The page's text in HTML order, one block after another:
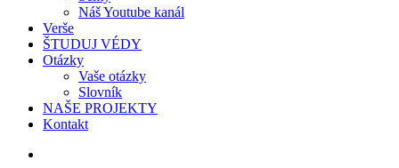
Náš Youtube kanál
Verše
ŠTUDUJ VÉDY
Otázky
Vaše otázky
Slovník
NAŠE PROJEKTY
Kontakt